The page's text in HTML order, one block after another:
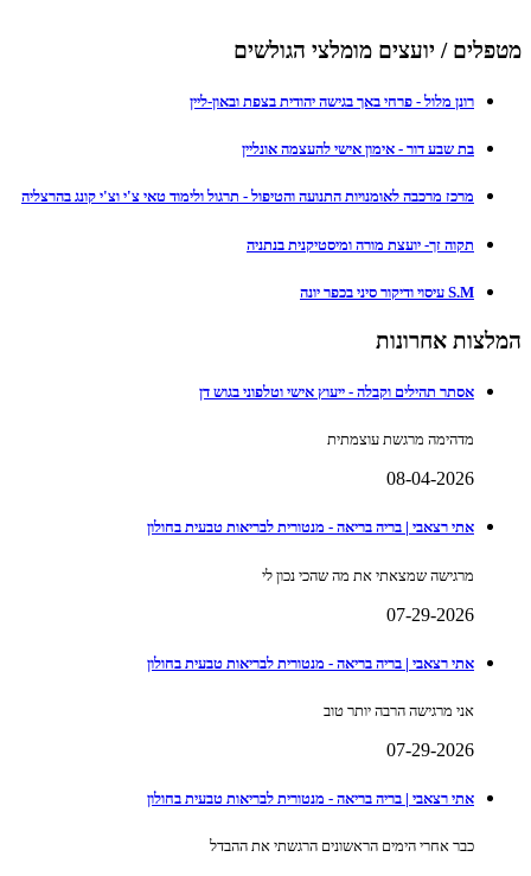
מטפלים / יועצים מומלצי הגולשים
רונן מלול - פרחי באך בגישה יהודית בצפת ובאון-ליין
בת שבע דור - אימון אישי להעצמה אונליין
מרכז מרכבה לאומנויות התנועה והטיפול - תרגול ולימוד טאי צ'י וצ'י קונג בהרצליה
תקוה זך- יועצת מורה ומיסטיקנית בנתניה
S.M עיסוי ודיקור סיני בכפר יונה
המלצות אחרונות
אסתר תהילים וקבלה - ייעוץ אישי וטלפוני בגוש דן
מדהימה מרגשת עוצמתית
08-04-2026
אתי רצאבי | בריה בריאה - מנטורית לבריאות טבעית בחולון
מרגישה שמצאתי את מה שהכי נכון לי
07-29-2026
אתי רצאבי | בריה בריאה - מנטורית לבריאות טבעית בחולון
אני מרגישה הרבה יותר טוב
07-29-2026
אתי רצאבי | בריה בריאה - מנטורית לבריאות טבעית בחולון
כבר אחרי הימים הראשונים הרגשתי את ההבדל